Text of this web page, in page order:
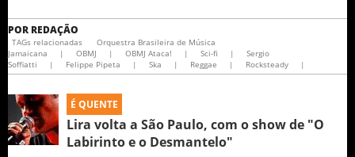
POR REDAÇÃO
TAGs relacionadas
Orquestra Brasileira de Música
Jamaicana
| OBMJ | OBMJ Ataca! | Sci-fi |
Sergio
Soffiatti
| Felippe Pipeta | Ska | Reggae | Rocksteady |
É QUENTE
Lira volta a São Paulo, com o show de "O
Labirinto e o Desmantelo"